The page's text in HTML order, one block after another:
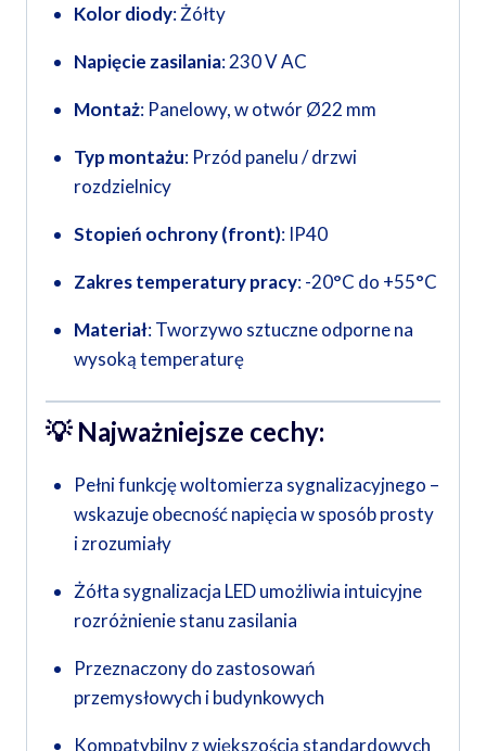
Kolor diody: Żółty
Napięcie zasilania: 230 V AC
Montaż: Panelowy, w otwór Ø22 mm
Typ montażu: Przód panelu / drzwi
rozdzielnicy
Stopień ochrony (front): IP40
Zakres temperatury pracy: -20°C do +55°C
Materiał: Tworzywo sztuczne odporne na
wysoką temperaturę
💡 Najważniejsze cechy:
Pełni funkcję woltomierza sygnalizacyjnego –
wskazuje obecność napięcia w sposób prosty
i zrozumiały
Żółta sygnalizacja LED umożliwia intuicyjne
rozróżnienie stanu zasilania
Przeznaczony do zastosowań
przemysłowych i budynkowych
Kompatybilny z większością standardowych